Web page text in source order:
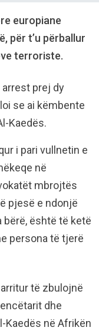
europiane
për t’u përballur
terroriste.
prej dy
se ai këmbente
Kaedës.
i pari vullnetin e
në
mbrojtës
pjesë e ndonjë
bërë, është të ketë
persona të tjerë
të zbulojnë
dhe
Kaedës në Afrikën